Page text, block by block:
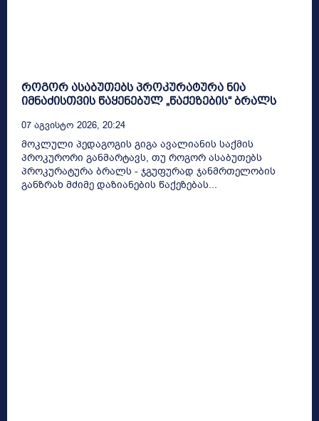
როგორ ასაბუთებს პროკურატურა ნია
იმნაძისთვის წაყენებულ „წაქეზების“ ბრალს
07 Აგვისტო 2026, 20:24
მოკლული პედაგოგის გიგა ავალიანის საქმის
პროკურორი განმარტავს, თუ როგორ ასაბუთებს
პროკურატურა ბრალს - ჯგუფურად ჯანმრთელობის
განზრახ მძიმე დაზიანების წაქეზებას...